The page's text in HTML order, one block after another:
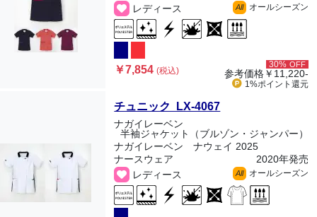
レディース
All オールシーズン
￥7,854(税込)
30% OFF
参考価格￥11,220-
1%ポイント 還元
チュニック LX-4067
ナガイレーベン
半袖ジャケット（ブルゾン・ジャンパー）
ナガイレーベン ナウェイ 2025
ナースウェア
2020年発売
レディース
All オールシーズン